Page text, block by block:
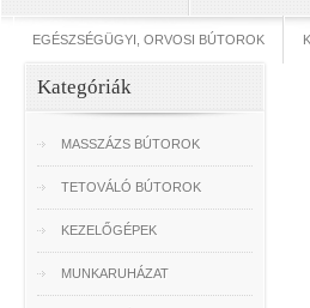
EGÉSZSÉGÜGYI, ORVOSI BÚTOROK
Kategóriák
MASSZÁZS BÚTOROK
TETOVÁLÓ BÚTOROK
KEZELŐGÉPEK
MUNKARUHÁZAT